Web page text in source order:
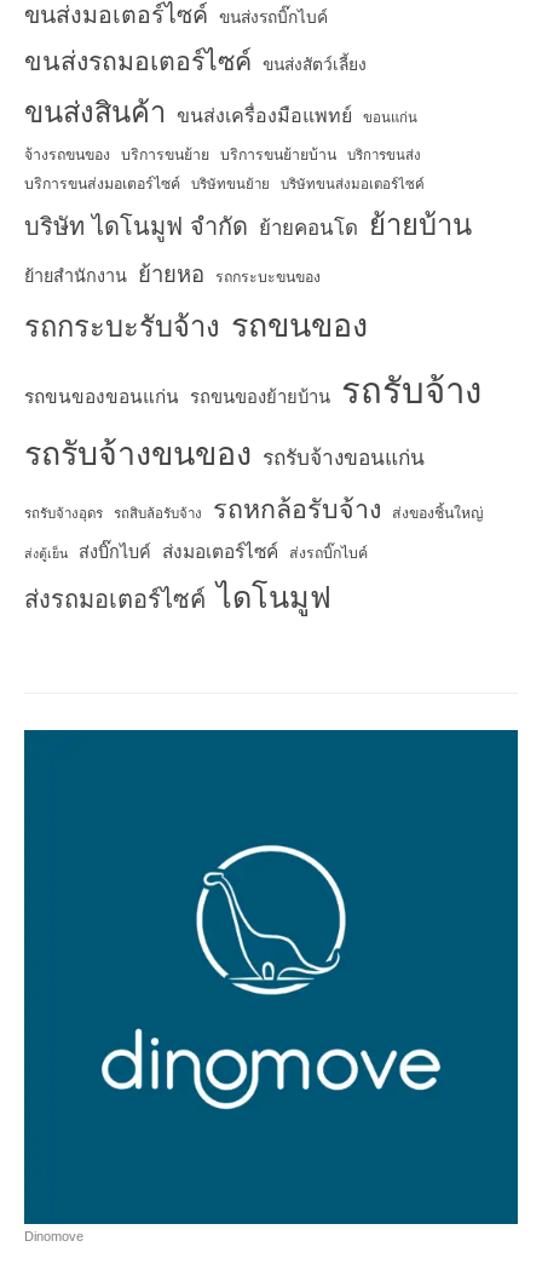
ขนส่งมอเตอร์ไซค์ ขนส่งรถบิ๊กไบค์
ขนส่งรถมอเตอร์ไซค์ ขนส่งสัตว์เลี้ยง
ขนส่งสินค้า ขนส่งเครื่องมือแพทย์ ขอนแก่น
จ้างรถขนของ บริการขนย้าย บริการขนย้ายบ้าน บริการขนส่ง
บริการขนส่งมอเตอร์ไซค์ บริษัทขนย้าย บริษัทขนส่งมอเตอร์ไซค์
บริษัท ไดโนมูฟ จำกัด ย้ายคอนโด ย้ายบ้าน
ย้ายสำนักงาน ย้ายหอ รถกระบะขนของ
รถกระบะรับจ้าง รถขนของ
รถขนของขอนแก่น รถขนของย้ายบ้าน รถรับจ้าง
รถรับจ้างขนของ รถรับจ้างขอนแก่น
รถรับจ้างอุดร รถสิบล้อรับจ้าง รถหกล้อรับจ้าง ส่งของชิ้นใหญ่
ส่งตู้เย็น ส่งบิ๊กไบค์ ส่งมอเตอร์ไซค์ ส่งรถบิ๊กไบค์
ส่งรถมอเตอร์ไซค์ ไดโนมูฟ
Dinomove